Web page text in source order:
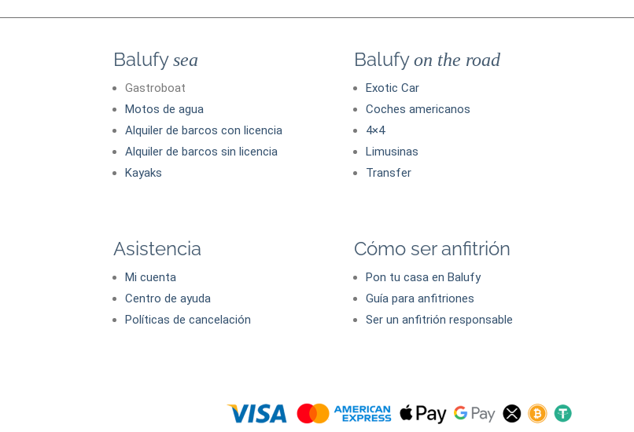
Balufysea
Gastroboat
Motos de agua
Alquiler de barcos con licencia
Alquiler de barcos sin licencia
Kayaks
Balufyon the road
Exotic Car
Coches americanos
4×4
Limusinas
Transfer
Asistencia
Mi cuenta
Centro de ayuda
Políticas de cancelación
Cómo ser anfitrión
Pon tu casa en Balufy
Guía para anfitriones
Ser un anfitrión responsable